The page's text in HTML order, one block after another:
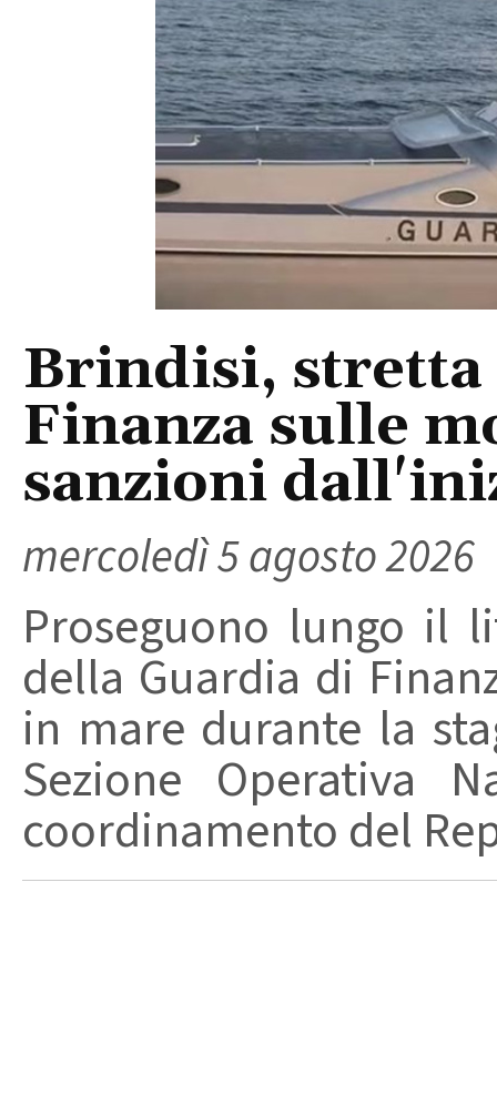
Brindisi, stretta
Finanza sulle
sanzioni
mercoledì 5 agosto 2026
Proseguono lungo il
della Guardia di
in mare durante la
Sezione Operativa
coordinamento del